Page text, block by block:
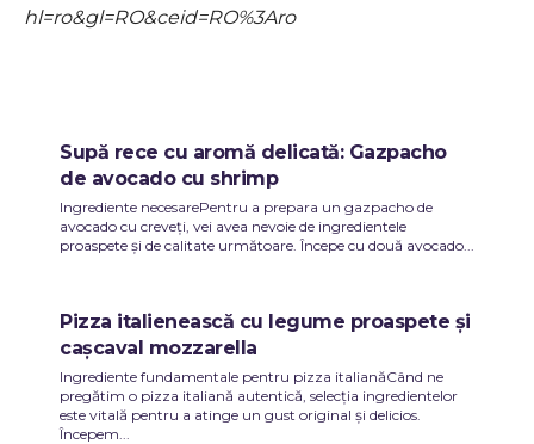
hl=ro&gl=RO&ceid=RO%3Aro
Supă rece cu aromă delicată: Gazpacho
de avocado cu shrimp
Ingrediente necesarePentru a prepara un gazpacho de
avocado cu creveți, vei avea nevoie de ingredientele
proaspete și de calitate următoare. Începe cu două avocado...
Pizza italienească cu legume proaspete și
cașcaval mozzarella
Ingrediente fundamentale pentru pizza italianăCând ne
pregătim o pizza italiană autentică, selecția ingredientelor
este vitală pentru a atinge un gust original și delicios.
Începem...